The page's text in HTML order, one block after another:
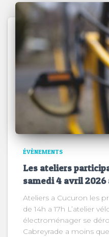
ÉVÈNEMENTS
Les ateliers
samedi 4 avril 2026
Ateliers a Cucuron les
de 14h a 17h L’atelier
électroménager se
Cabreyrade a moins